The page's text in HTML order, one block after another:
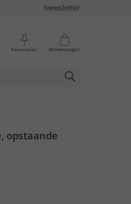
Newsletter
Favorieten Winkelwagen
opstaande